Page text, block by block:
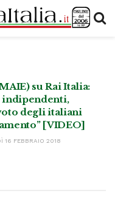
su Rai Italia:
indipendenti,
degli italiani
[VIDEO]
16 FEBBRAIO 2018